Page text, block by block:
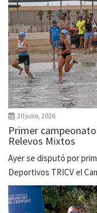
20 julio, 2026
Primer
Relevos Mixtos
Ayer se disputó por
Deportivos TRICV el